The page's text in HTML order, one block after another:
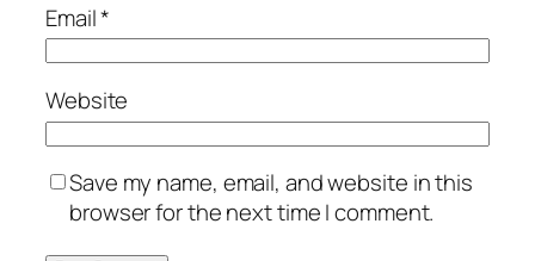
Email*
Website
Save my name, email, and website in this
browser for the next time I comment.